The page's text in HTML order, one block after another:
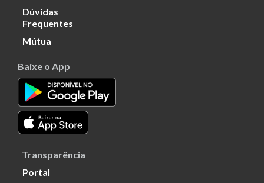
Dúvidas
Frequentes
Mútua
Baixe o App
Transparência
Portal